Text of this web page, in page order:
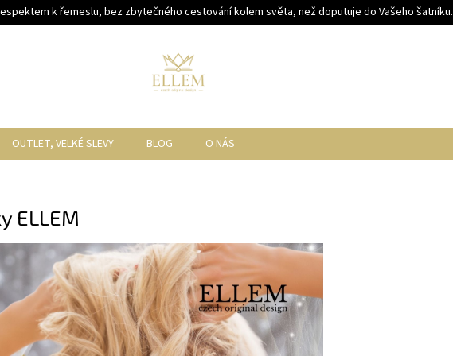
k řemeslu, bez zbytečného cestování kolem světa, než doputuje do Vašeho šatníku.
OUTLET, VELKÉ SLEVY BLOG O NÁS
ELLEM